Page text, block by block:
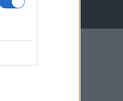
Mario Malu